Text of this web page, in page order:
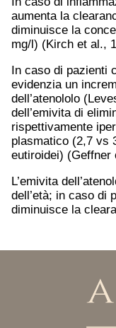
aumenta la
diminuisce la
mg/l) (Kirch et al.,
In caso di pazienti
evidenzia un
dell’atenololo
dell’emivita di
rispettivamente
plasmatico (2,7 vs
eutiroidei) (Geffner
L’emivita
dell’età; in caso di
diminuisce la